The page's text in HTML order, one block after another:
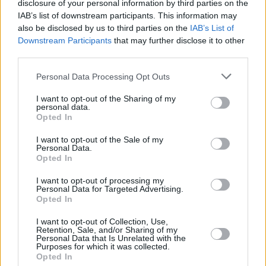
disclosure of your personal information by third parties on the
IAB’s list of downstream participants. This information may
also be disclosed by us to third parties on the IAB’s List of
Downstream Participants that may further disclose it to other
Please note that this website/app uses one or more Google
not limited to your visit or usage behaviour. You may click to
grant or deny consent to Google and its third-party tags to
use your data for below specified purposes in below Google
consent section.
Personal Data Processing Opt Outs
I want to opt-out of the Sharing of my
personal data.
Opted In
I want to opt-out of the Sale of my
Personal Data.
Opted In
I want to opt-out of processing my
Personal Data for Targeted Advertising.
Opted In
I want to opt-out of Collection, Use,
Retention, Sale, and/or Sharing of my
Personal Data that Is Unrelated with the
Purposes for which it was collected.
Opted In
Πελίνκα: “Όλος ο οργανισμός των
Λέικερς είναι υπερήφανος για τον
Πελίνκαμίλησε σε Σλοβένους εκπροσώπους του Τύπου,
όπως αναφέρει η «Ekipa» και αρχικά σχολίασε: «
χαρούμενοι που βρισκόμαστε εδώ. Είναι τέλειο να